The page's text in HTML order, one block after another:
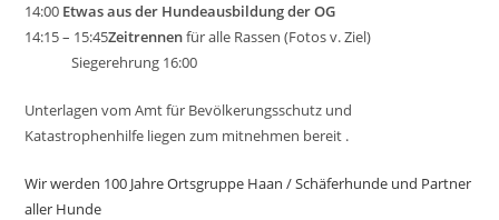
14:00 Etwas aus der Hundeausbildung der OG
14:15 – 15:45Zeitrennenfür alle Rassen (Fotos v. Ziel)
Siegerehrung 16:00
Unterlagen vom Amt für Bevölkerungsschutz und
Katastrophenhilfe liegen zum mitnehmen bereit .
Wir werden 100 Jahre Ortsgruppe Haan / Schäferhunde und Partner
aller Hunde